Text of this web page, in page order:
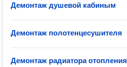
Демонтаж душевой кабиным
Демонтаж полотенцесушителя
Демонтаж радиатора отопления